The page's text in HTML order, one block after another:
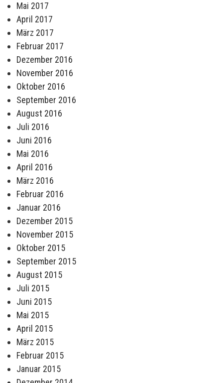
Mai 2017
April 2017
März 2017
Februar 2017
Dezember 2016
November 2016
Oktober 2016
September 2016
August 2016
Juli 2016
Juni 2016
Mai 2016
April 2016
März 2016
Februar 2016
Januar 2016
Dezember 2015
November 2015
Oktober 2015
September 2015
August 2015
Juli 2015
Juni 2015
Mai 2015
April 2015
März 2015
Februar 2015
Januar 2015